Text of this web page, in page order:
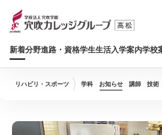
新着分野進路・資格学生生活入学案内学校
リハビリ・スポーツ 学科 お知らせ 講師 技術